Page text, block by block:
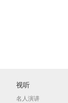
视听
名人演讲